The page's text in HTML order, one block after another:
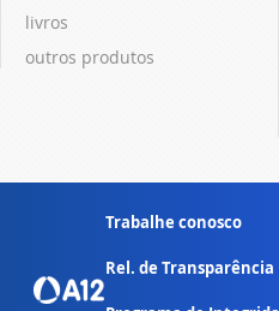
livros
outros produtos
Trabalhe conosco
Rel. de Transparência